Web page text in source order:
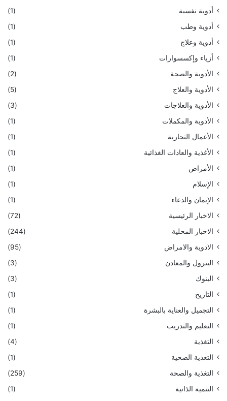
أدوية نفسية
(1)
أدوية وطب
(1)
أدوية وعلاج
(1)
أزياء وإكسسوارات
(1)
الأدوية والصحة
(2)
الأدوية والعلاج
(5)
الأدوية والعلاجات
(3)
الأدوية والمكملات
(1)
الأعمال التجارية
(1)
الأغذية والعادات الغذائية
(1)
الأمراض
(1)
الإسلام
(1)
الإيمان والدعاء
(1)
الاخبار الرئيسية
(72)
الاخبار المحلية
(244)
الادوية والامراض
(95)
البترول والمعادن
(3)
البنوك
(3)
التاريخ
(1)
التجميل والعناية بالبشرة
(1)
التعليم والتدريب
(1)
التغذية
(4)
التغذية الصحية
(1)
التغذية والصحة
(259)
التنمية الذاتية
(1)